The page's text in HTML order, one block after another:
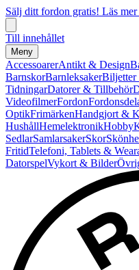
Sälj ditt fordon gratis! Läs
Till innehållet
Meny
AccessoarerAntikt & Design
BarnskorBarnleksakerBiljetter
TidningarDatorer & Tillbehör
VideofilmerFordon
OptikFrimärkenHandgjort &
HushållHemelektronikHobby
SedlarSamlarsakerSkor
FritidTelefoni, Tablets &
DatorspelVykort & Bilder